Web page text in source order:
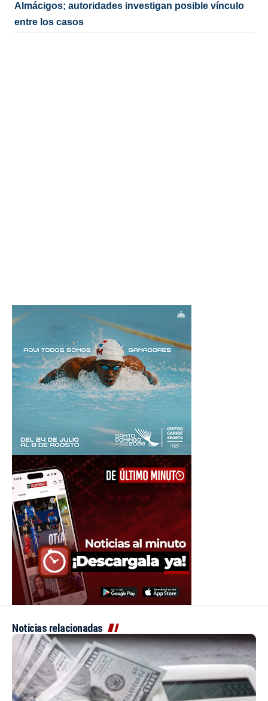
Almácigos; autoridades investigan posible vínculo
entre los casos
Noticias relacionadas